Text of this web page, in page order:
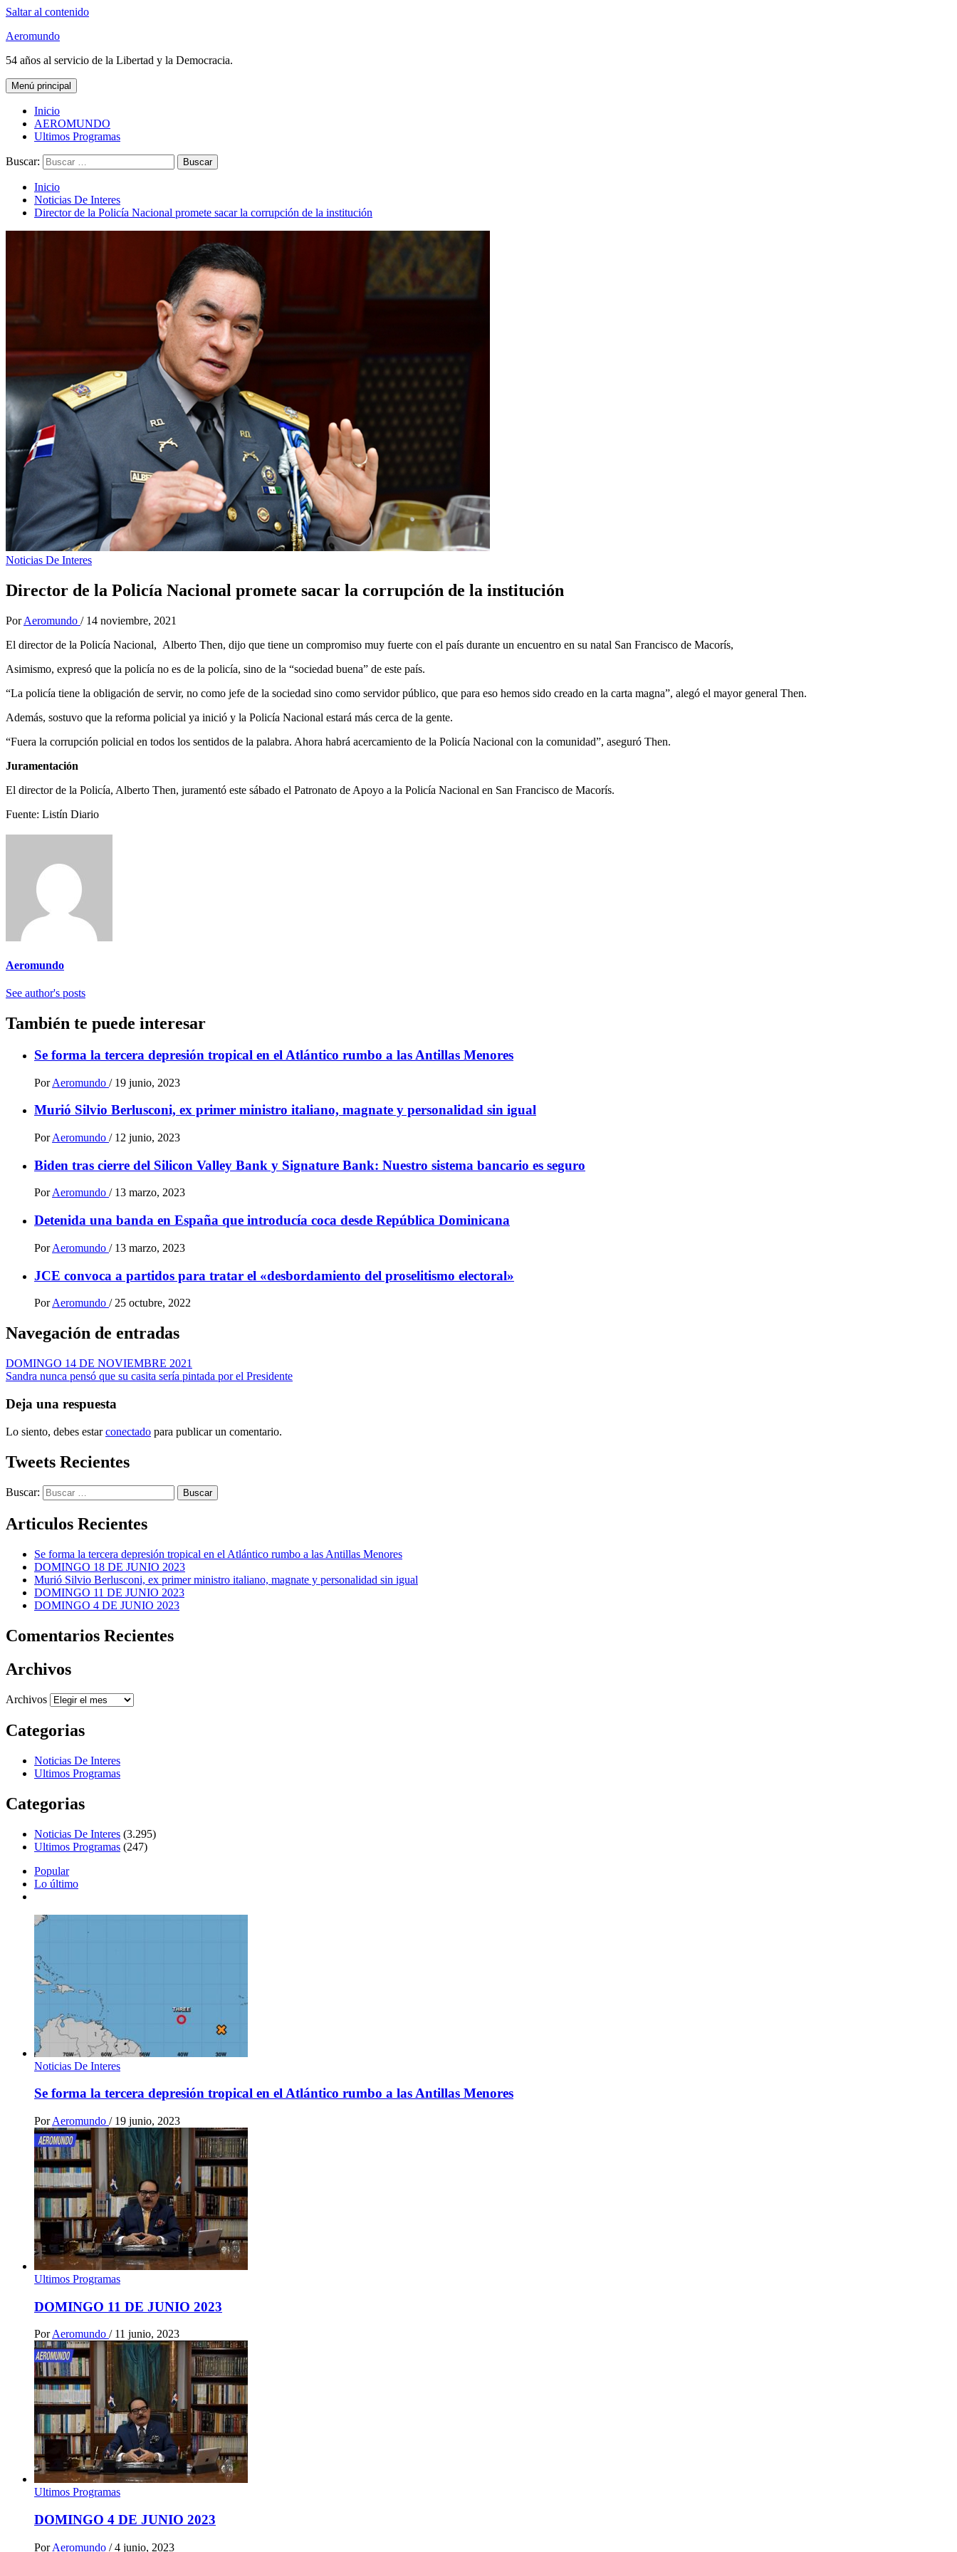
Saltar al contenido
Aeromundo
54 años al servicio de la Libertad y la Democracia.
Menú principal
Inicio
AEROMUNDO
Ultimos Programas
Buscar:
Inicio
Noticias De Interes
Director de la Policía Nacional promete sacar la corrupción de la institución
Noticias De Interes
Director de la Policía Nacional promete sacar la corrupción de la institución
Por Aeromundo / 14 noviembre, 2021
El director de la Policía Nacional, Alberto Then, dijo que tiene un compromiso muy fuerte con el país durante un encuentro en su natal San Francisco de Macorís,
Asimismo, expresó que la policía no es de la policía, sino de la “sociedad buena” de este país.
“La policía tiene la obligación de servir, no como jefe de la sociedad sino como servidor público, que para eso hemos sido creado en la carta magna”, alegó el mayor general Then.
Además, sostuvo que la reforma policial ya inició y la Policía Nacional estará más cerca de la gente.
“Fuera la corrupción policial en todos los sentidos de la palabra. Ahora habrá acercamiento de la Policía Nacional con la comunidad”, aseguró Then.
Juramentación
El director de la Policía, Alberto Then, juramentó este sábado el Patronato de Apoyo a la Policía Nacional en San Francisco de Macorís.
Fuente: Listín Diario
Aeromundo
See author's posts
También te puede interesar
Se forma la tercera depresión tropical en el Atlántico rumbo a las Antillas Menores
Por Aeromundo / 19 junio, 2023
Murió Silvio Berlusconi, ex primer ministro italiano, magnate y personalidad sin igual
Por Aeromundo / 12 junio, 2023
Biden tras cierre del Silicon Valley Bank y Signature Bank: Nuestro sistema bancario es seguro
PorAeromundo / 13 marzo, 2023
Detenida una banda en España que introducía coca desde República Dominicana
Por Aeromundo / 13 marzo, 2023
JCE convoca a partidos para tratar el «desbordamiento del proselitismo electoral»
Por Aeromundo / 25 octubre, 2022
Navegación de entradas
DOMINGO 14 DE NOVIEMBRE 2021
Sandra nunca pensó que su casita sería pintada por el Presidente
Deja una respuesta
Lo siento, debes estarconectado para publicar un comentario.
Tweets Recientes
Buscar:
Articulos Recientes
Se forma la tercera depresión tropical en el Atlántico rumbo a las Antillas Menores
DOMINGO 18 DE JUNIO 2023
Murió Silvio Berlusconi, ex primer ministro italiano, magnate y personalidad sin igual
DOMINGO 11 DE JUNIO 2023
DOMINGO 4 DE JUNIO 2023
Comentarios Recientes
Archivos
Archivos
Categorias
Noticias De Interes
Ultimos Programas
Categorias
Noticias De Interes (3.295)
Ultimos Programas (247)
Popular
Lo último
Noticias De Interes
Se forma la tercera depresión tropical en el Atlántico rumbo a las Antillas Menores
Por Aeromundo / 19 junio, 2023
Ultimos Programas
DOMINGO 11 DE JUNIO 2023
PorAeromundo / 11 junio, 2023
Ultimos Programas
DOMINGO 4 DE JUNIO 2023
Por Aeromundo / 4 junio, 2023